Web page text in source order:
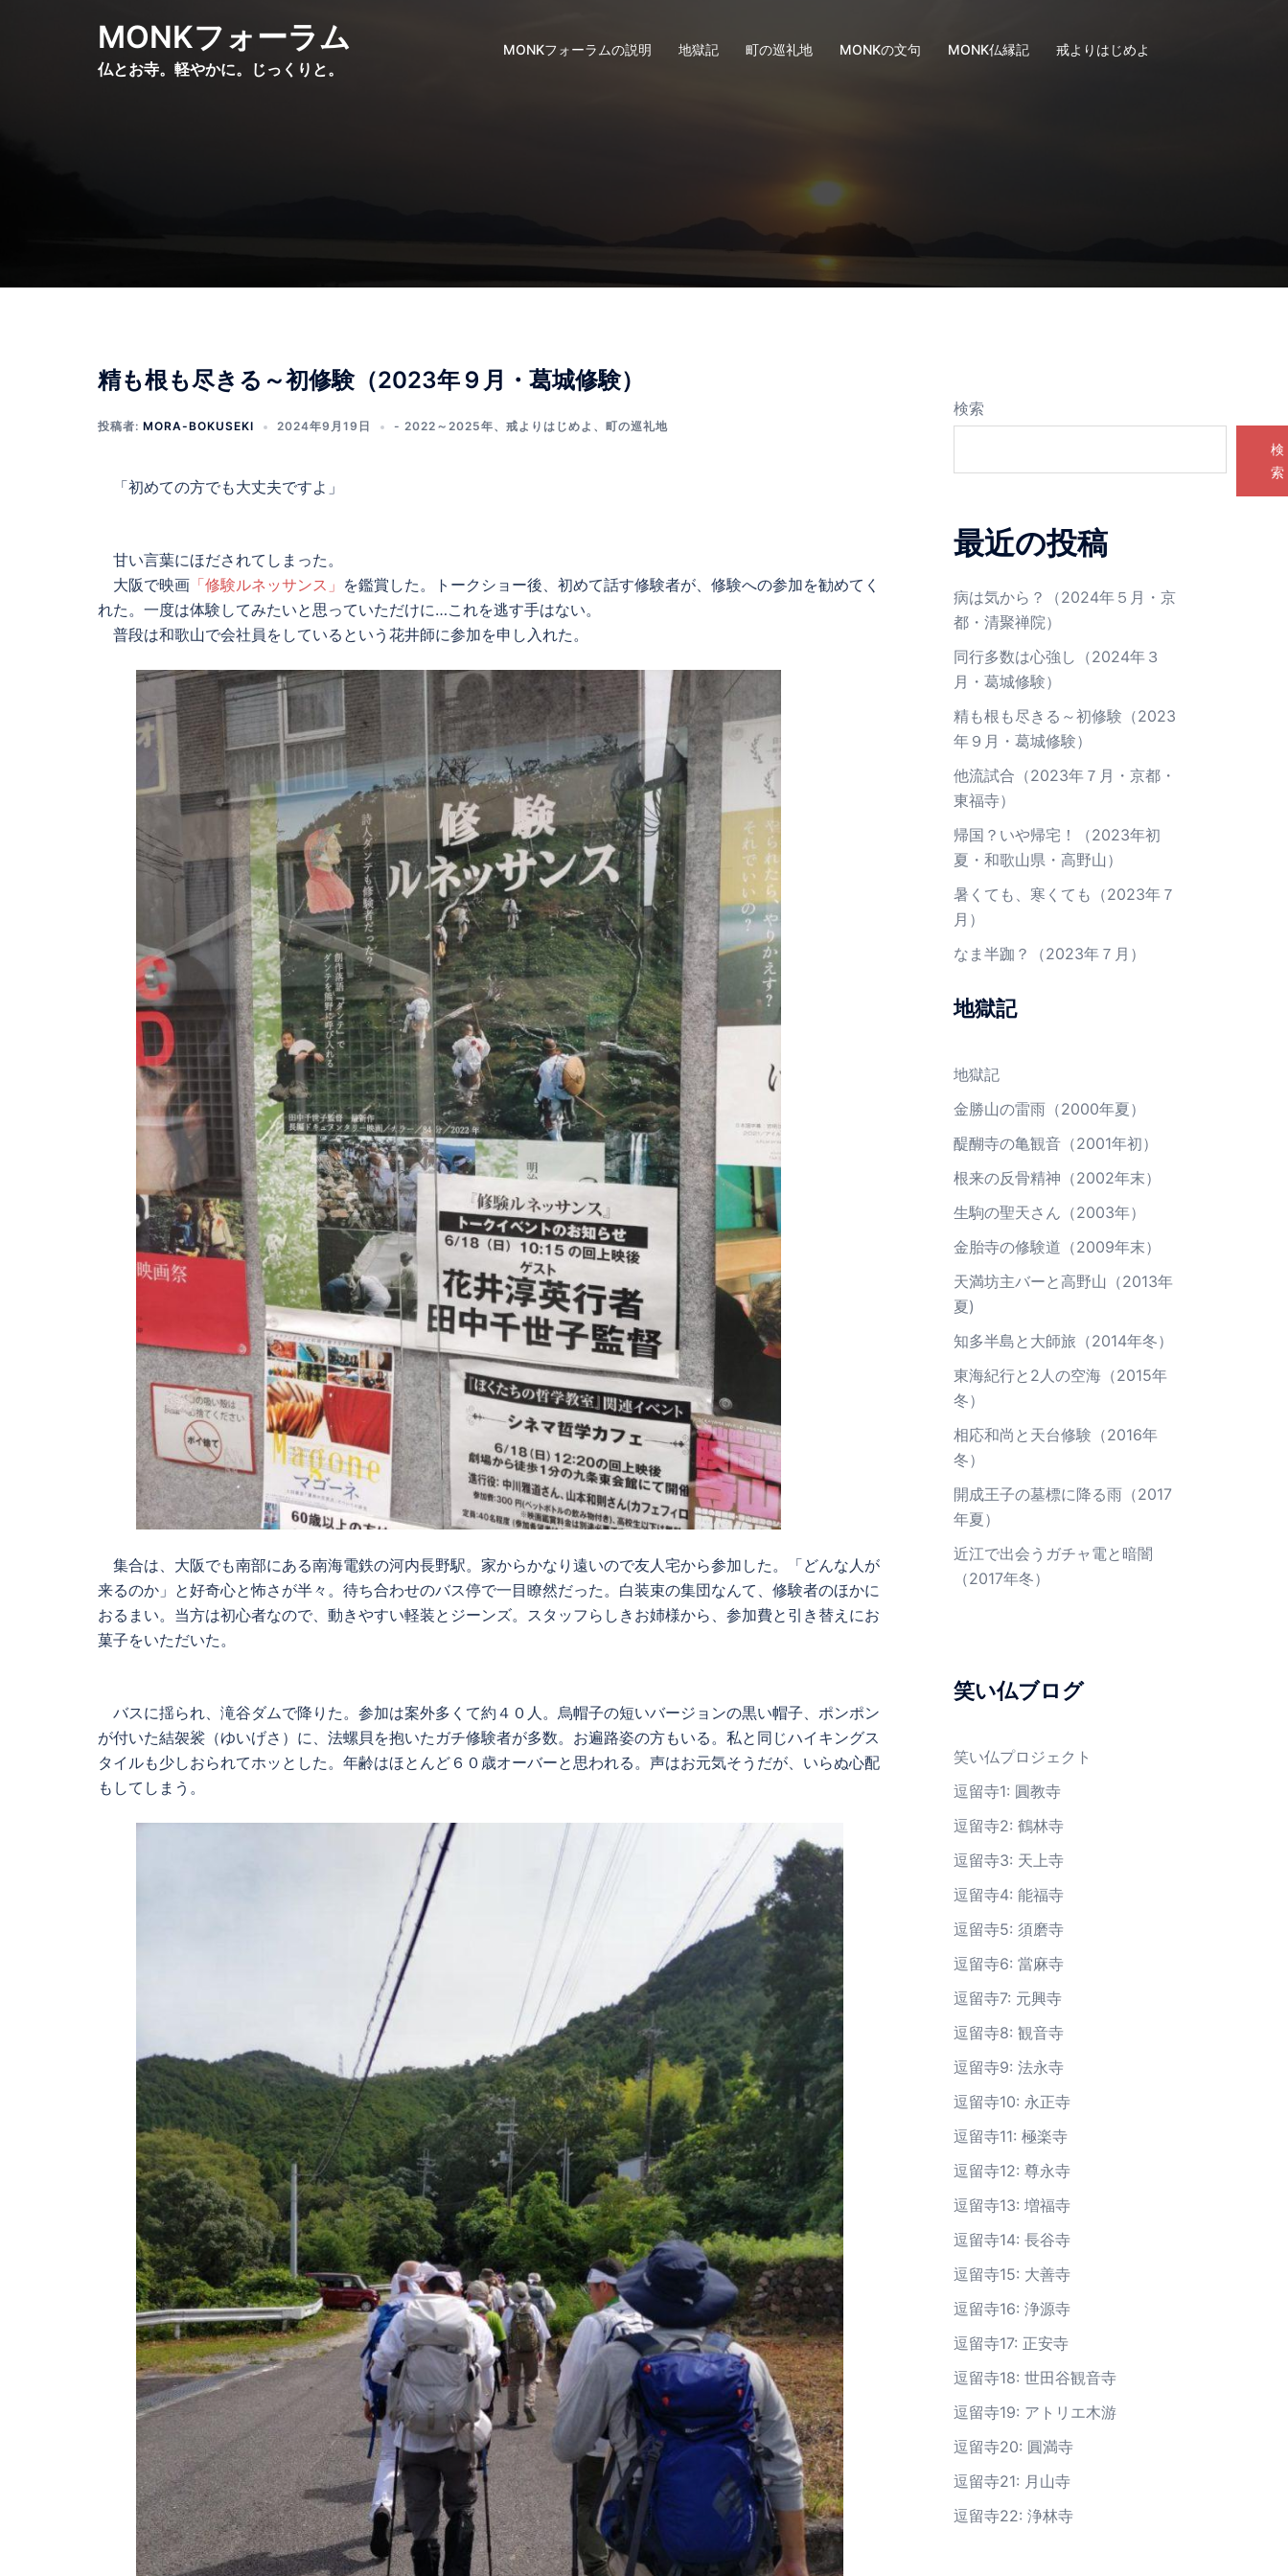
MONKフォーラム
仏とお寺。軽やかに。じっくりと。
MONKフォーラムの説明 地獄記 町の巡礼地 MONKの文句 MONK仏縁記 戒よりはじめよ
精も根も尽きる～初修験（2023年９月・葛城修験）
投稿者: MORA-BOKUSEKI 2024年9月19日 - 2022～2025年、 戒よりはじめよ 、 町の巡礼地
「初めての方でも大丈夫ですよ」
甘い言葉にほだされてしまった。
大阪で映画 「修験ルネッサンス」 を鑑賞した。トークショー後、初めて話す修験者が、修験への参加を勧めてく
れた。一度は体験してみたいと思っていただけに…これを逃す手はない。
普段は和歌山で会社員をしているという花井師に参加を申し入れた。
集合は、大阪でも南部にある南海電鉄の河内長野駅。家からかなり遠いので友人宅から参加した。「どんな人が
来るのか」と好奇心と怖さが半々。待ち合わせのバス停で一目瞭然だった。白装束の集団なんて、修験者のほかに
おるまい。当方は初心者なので、動きやすい軽装とジーンズ。スタッフらしきお姉様から、参加費と引き替えにお
菓子をいただいた。
バスに揺られ、滝谷ダムで降りた。参加は案外多くて約４０人。烏帽子の短いバージョンの黒い帽子、ポンポン
が付いた結袈裟（ゆいげさ）に、法螺貝を抱いたガチ修験者が多数。お遍路姿の方もいる。私と同じハイキングス
タイルも少しおられてホッとした。年齢はほとんど６０歳オーバーと思われる。声はお元気そうだが、いらぬ心配
もしてしまう。
検索
検
索
最近の投稿
病は気から？（2024年５月・京
都・清聚禅院）
同行多数は心強し（2024年３
月・葛城修験）
精も根も尽きる～初修験（2023
年９月・葛城修験）
他流試合（2023年７月・京都・
東福寺）
帰国？いや帰宅！（2023年初
夏・和歌山県・高野山）
暑くても、寒くても（2023年７
月）
なま半跏？（2023年７月）
地獄記
地獄記
金勝山の雷雨（2000年夏）
醍醐寺の亀観音（2001年初）
根来の反骨精神（2002年末）
生駒の聖天さん（2003年）
金胎寺の修験道（2009年末）
天満坊主バーと高野山（2013年
夏)
知多半島と大師旅（2014年冬）
東海紀行と2人の空海（2015年
冬）
相応和尚と天台修験（2016年
冬）
開成王子の墓標に降る雨（2017
年夏）
近江で出会うガチャ電と暗闇
（2017年冬）
笑い仏ブログ
笑い仏プロジェクト
逗留寺1: 圓教寺
逗留寺2: 鶴林寺
逗留寺3: 天上寺
逗留寺4: 能福寺
逗留寺5: 須磨寺
逗留寺6: 當麻寺
逗留寺7: 元興寺
逗留寺8: 観音寺
逗留寺9: 法永寺
逗留寺10: 永正寺
逗留寺11: 極楽寺
逗留寺12: 尊永寺
逗留寺13: 増福寺
逗留寺14: 長谷寺
逗留寺15: 大善寺
逗留寺16: 浄源寺
逗留寺17: 正安寺
逗留寺18: 世田谷観音寺
逗留寺19: アトリエ木游
逗留寺20: 圓満寺
逗留寺21: 月山寺
逗留寺22: 浄林寺